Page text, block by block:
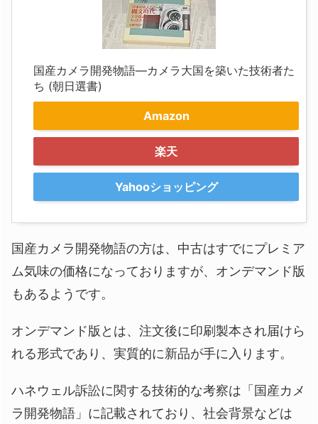
国産カメラ開発物語―カメラ大国を築いた技術者た
ち (朝日選書)
Amazon
楽天
Yahooショッピング
国産カメラ開発物語の方は、中古はすでにプレミア
ム気味の価格になっておりますが、オンデマンド版
もあるようです。
オンデマンド版とは、注文後に印刷製本され届けら
れる形式であり、実質的に新品が手に入ります。
ハネウェル訴訟に関する技術的な考察は「国産カメ
ラ開発物語」に記載されており、社会背景などは